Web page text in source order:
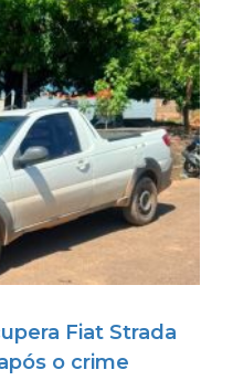
Fiat Strada
o crime